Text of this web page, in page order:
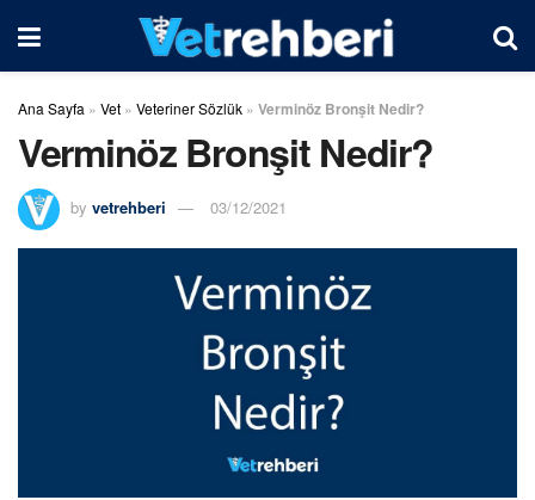
Ana Sayfa » Vet » Veteriner Sözlük » Verminöz Bronşit Nedir?
Verminöz Bronşit Nedir?
by vetrehberi 03/12/2021